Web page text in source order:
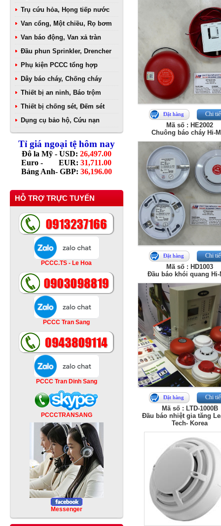
Trụ cứu hỏa, Họng tiếp nước
Van cổng, Một chiều, Rọ bơm
Van báo động, Van xả tràn
Đầu phun Sprinkler, Drencher
Phụ kiện PCCC tổng hợp
Dây báo cháy, Chống cháy
Thiết bị an ninh, Báo trộm
Thiết bị chống sét, Đếm sét
Dụng cụ bảo hộ, Cứu nạn
Tỉ giá ngoại tệ hôm nay
Đô la Mỹ - USD: 26,497.00
Euro - EUR: 31,711.00
Bảng Anh- GBP: 36,196.00
HỖ TRỢ TRỰC TUYẾN
PCCC.TS - Le Hoa
PCCC Tran Sang
PCCC Tran Dinh Sang
PCCCTRANSANG
Messenger
Đặt hàng Chi
Mã số : HE2002
Chuông báo cháy Hi-
Đặt hàng Chi
Mã số : HD1003
Đầu báo khói quang Hi-
Đặt hàng Chi
Mã số : LTD-1000B
Đầu báo nhiệt gia tăng
Tech- Korea